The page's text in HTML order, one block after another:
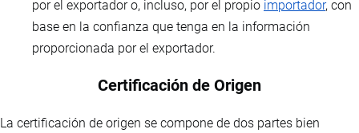
por el exportador o, incluso, por el propio importador, con
base en la confianza que tenga en la información
proporcionada por el exportador.
Certificación de Origen
La certificación de origen se compone de dos partes bien